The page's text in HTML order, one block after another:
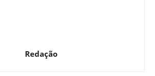
Redação